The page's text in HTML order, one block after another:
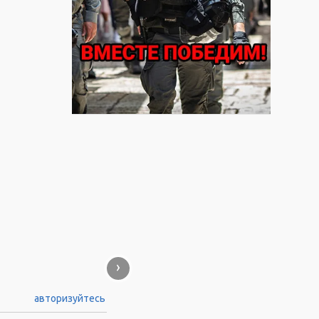
›
авторизуйтесь